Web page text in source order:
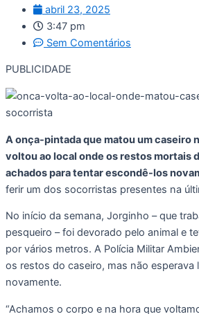
abril 23, 2025
3:47 pm
Sem Comentários
PUBLICIDADE
A onça-pintada que matou um caseiro
voltou ao local onde os restos mortais
achados para tentar escondê-los
ferir um dos socorristas presentes na
No início da semana, Jorginho – que
pesqueiro – foi devorado pelo animal e
por vários metros. A Polícia Militar
os restos do caseiro, mas não esperava
novamente.
“Achamos o corpo e na hora que